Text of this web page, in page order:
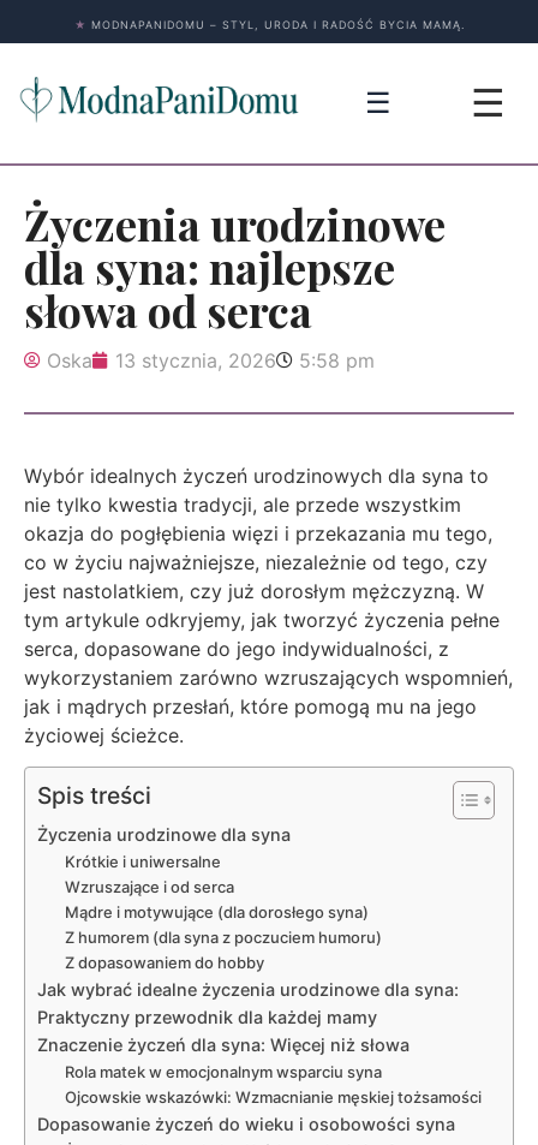
★ MODNAPANIDOMU – STYL, URODA I RADOŚĆ BYCIA MAMĄ.
☰ ☰
Życzenia urodzinowe
dla syna: najlepsze
słowa od serca
Oska 13 stycznia, 2026 5:58 pm
Wybór idealnych życzeń urodzinowych dla syna to
nie tylko kwestia tradycji, ale przede wszystkim
okazja do pogłębienia więzi i przekazania mu tego,
co w życiu najważniejsze, niezależnie od tego, czy
jest nastolatkiem, czy już dorosłym mężczyzną. W
tym artykule odkryjemy, jak tworzyć życzenia pełne
serca, dopasowane do jego indywidualności, z
wykorzystaniem zarówno wzruszających wspomnień,
jak i mądrych przesłań, które pomogą mu na jego
życiowej ścieżce.
Spis treści
Życzenia urodzinowe dla syna
Krótkie i uniwersalne
Wzruszające i od serca
Mądre i motywujące (dla dorosłego syna)
Z humorem (dla syna z poczuciem humoru)
Z dopasowaniem do hobby
Jak wybrać idealne życzenia urodzinowe dla syna:
Praktyczny przewodnik dla każdej mamy
Znaczenie życzeń dla syna: Więcej niż słowa
Rola matek w emocjonalnym wsparciu syna
Ojcowskie wskazówki: Wzmacnianie męskiej tożsamości
Dopasowanie życzeń do wieku i osobowości syna